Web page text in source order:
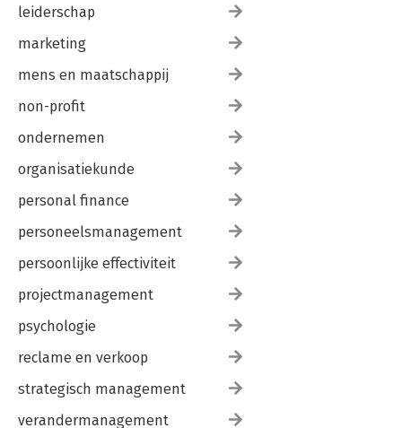
leiderschap
marketing
mens en maatschappij
non-profit
ondernemen
organisatiekunde
personal finance
personeelsmanagement
persoonlijke effectiviteit
projectmanagement
psychologie
reclame en verkoop
strategisch management
verandermanagement